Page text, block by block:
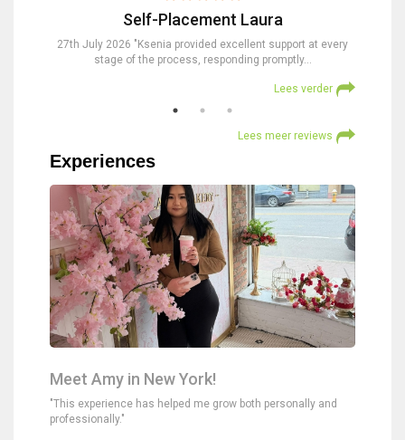
Self-Placement Laura
27th July 2026 "Ksenia provided excellent support at every
stage of the process, responding promptly…
Lees verder
Lees meer reviews
Experiences
Meet Amy in New York!
"This experience has helped me grow both personally and
professionally."